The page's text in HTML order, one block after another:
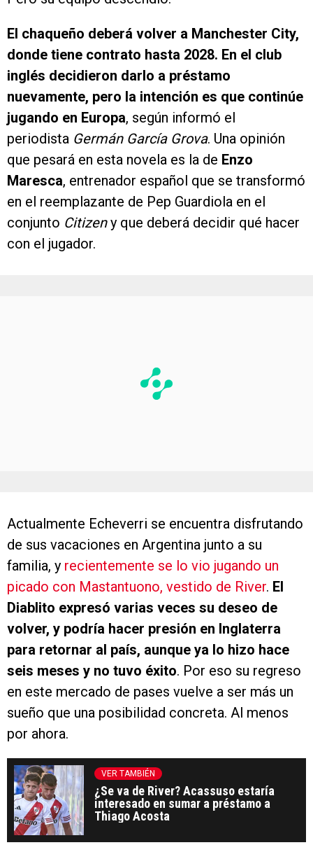
El chaqueño deberá volver a Manchester City,
donde tiene contrato hasta 2028. En el club
inglés decidieron darlo a préstamo
nuevamente, pero la intención es que continúe
jugando en Europa, según informó el
periodista Germán García Grova. Una opinión
que pesará en esta novela es la de Enzo
Maresca, entrenador español que se transformó
en el reemplazante de Pep Guardiola en el
conjunto Citizeny que deberá decidir qué hacer
con el jugador.
Actualmente Echeverri se encuentra disfrutando
de sus vacaciones en Argentina junto a su
familia, y recientemente se lo vio jugando un
picado con Mastantuono, vestido de River. El
Diablito expresó varias veces su deseo de
volver, y podría hacer presión en Inglaterra
para retornar al país, aunque ya lo hizo hace
seis meses y no tuvo éxito. Por eso su regreso
en este mercado de pases vuelve a ser más un
sueño que una posibilidad concreta. Al menos
por ahora.
VER TAMBIÉN
¿Se va de River? Acassuso estaría
interesado en sumar a préstamo a
Thiago Acosta